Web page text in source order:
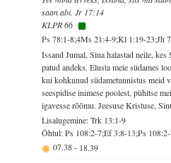
saan abi. Jr 17:14
KLPR 66
Ps 78:1-8;4Ms 21:4-9;Kl 1:19-23;Jh
Issand Jumal, Sina halastad neile,
patud andeks. Elusta meie südames
kui kohkunud südametunnistus meid
seespidise inimese poolest, pühitse
igavesse rõõmu. Jeesuse Kristuse,
Lisalugemine: Trk 13:1-9
Õhtul: Ps 108:2-7;Ef 3:8-13;Ps
07.38- 18.39